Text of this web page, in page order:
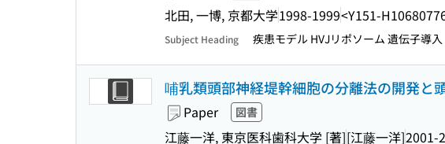
北田, 一博, 京都大学1998-1999<Y151-
Subject Heading 疾患モデル HVJリポソーム 遺伝子導
哺乳類頭部神経堤幹細胞の分離法の開発と
Paper 図書
江藤一洋, 東京医科歯科大学 [著][江藤一洋]2001-